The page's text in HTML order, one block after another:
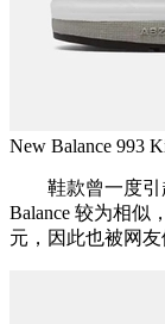
New Balance 993
鞋款曾一度引
Balance 较为相似
元，因此也被网友